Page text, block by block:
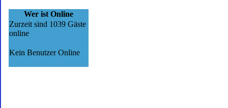
Wer ist Online
Zurzeit sind 1039 Gäste
online
Kein Benutzer Online